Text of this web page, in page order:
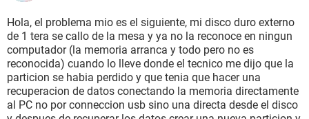
Hola, el problema mio es el siguiente, mi disco duro externo
de 1 tera se callo de la mesa y ya no la reconoce en ningun
computador (la memoria arranca y todo pero no es
reconocida) cuando lo lleve donde el tecnico me dijo que la
particion se habia perdido y que tenia que hacer una
recuperacion de datos conectando la memoria directamente
al PC no por conneccion usb sino una directa desde el disco